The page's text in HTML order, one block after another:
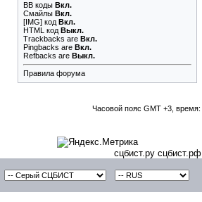
BB коды Вкл.
Смайлы Вкл.
[IMG] код Вкл.
HTML код Выкл.
Trackbacks are Вкл.
Pingbacks are Вкл.
Refbacks are Выкл.
Правила форума
Часовой пояс GMT +3, время:
сцбист.ру сцбист.рф